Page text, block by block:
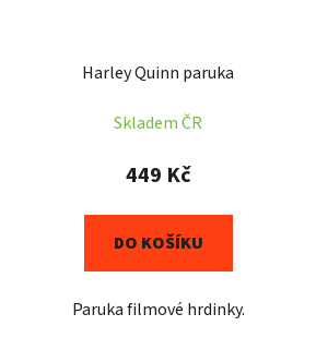
Harley Quinn paruka
Skladem ČR
449 Kč
DO KOŠÍKU
Paruka filmové hrdinky.